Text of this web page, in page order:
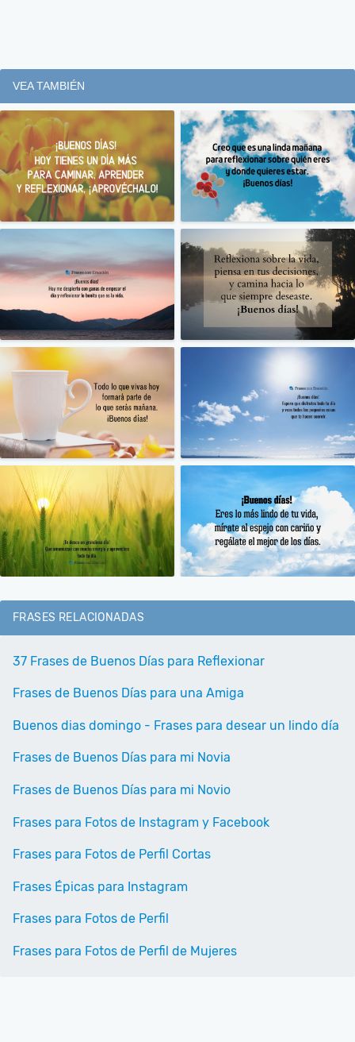
VEA TAMBIÉN
FRASES RELACIONADAS
37 Frases de Buenos Días para Reflexionar
Frases de Buenos Días para una Amiga
Buenos dias domingo - Frases para desear un lindo día
Frases de Buenos Días para mi Novia
Frases de Buenos Días para mi Novio
Frases para Fotos de Instagram y Facebook
Frases para Fotos de Perfil Cortas
Frases Épicas para Instagram
Frases para Fotos de Perfil
Frases para Fotos de Perfil de Mujeres